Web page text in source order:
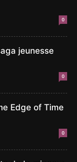
0
jeunesse
0
Edge of Time
0